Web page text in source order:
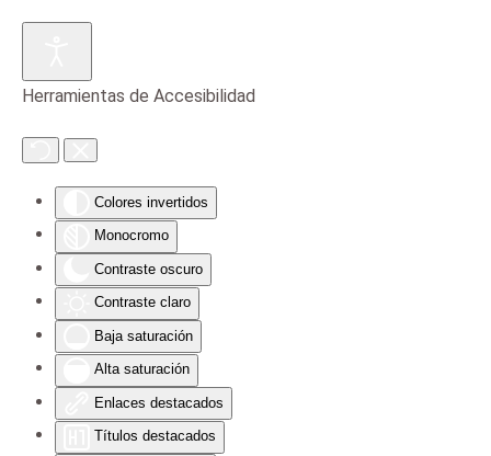
Herramientas de Accesibilidad
Colores invertidos
Monocromo
Contraste oscuro
Contraste claro
Baja saturación
Alta saturación
Enlaces destacados
Títulos destacados